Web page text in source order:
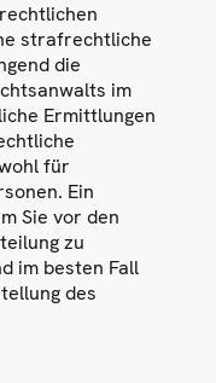
strafrechtliche
die
im
Ermittlungen
für
Ein
Sie vor den
zu
im besten Fall
des